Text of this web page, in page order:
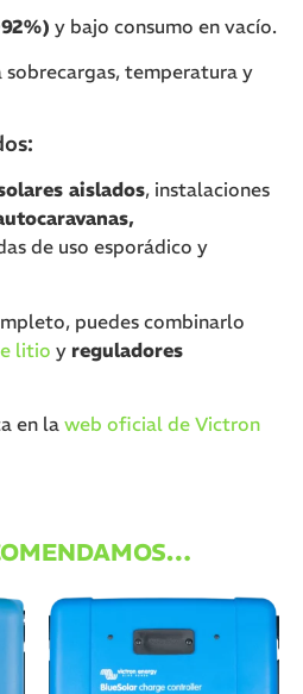
y bajo consumo en vacío.
temperatura y
aislados, instalaciones
de uso esporádico y
puedes combinarlo
litio y reguladores
en la web oficial de Victron